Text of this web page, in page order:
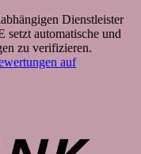
Dienstleister
automatische und
zu verifizieren.
auf